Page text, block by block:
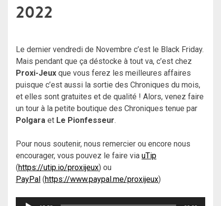
2022
Le dernier vendredi de Novembre c’est le Black Friday.
Mais pendant que ça déstocke à tout va, c’est chez
Proxi-Jeux que vous ferez les meilleures affaires
puisque c’est aussi la sortie des Chroniques du mois,
et elles sont gratuites et de qualité ! Alors, venez faire
un tour à la petite boutique des Chroniques tenue par
Polgara et Le Pionfesseur.
Pour nous soutenir, nous remercier ou encore nous
encourager, vous pouvez le faire via uTip
(https://utip.io/proxijeux) ou
PayPal (https://www.paypal.me/proxijeux)
Lecteur